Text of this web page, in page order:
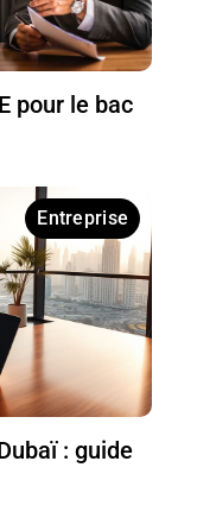
pour le bac
Entreprise
: guide